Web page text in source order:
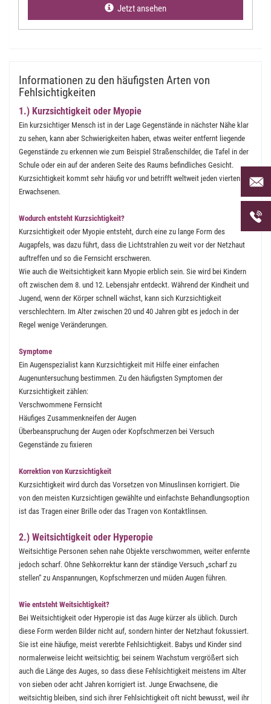
Jetzt ansehen
Informationen zu den häufigsten Arten von
Fehlsichtigkeiten
1.) Kurzsichtigkeit oder Myopie
Ein kurzsichtiger Mensch ist in der Lage Gegenstände in nächster Nähe klar
zu sehen, kann aber Schwierigkeiten haben, etwas weiter entfernt liegende
Gegenstände zu erkennen wie zum Beispiel Straßenschilder, die Tafel in der
Schule oder ein auf der anderen Seite des Raums befindliches Gesicht.
Kurzsichtigkeit kommt sehr häufig vor und betrifft weltweit jeden vierten
Erwachsenen.
Wodurch entsteht Kurzsichtigkeit?
Kurzsichtigkeit oder Myopie entsteht, durch eine zu lange Form des
Augapfels, was dazu führt, dass die Lichtstrahlen zu weit vor der Netzhaut
auftreffen und so die Fernsicht erschweren.
Wie auch die Weitsichtigkeit kann Myopie erblich sein. Sie wird bei Kindern
oft zwischen dem 8. und 12. Lebensjahr entdeckt. Während der Kindheit und
Jugend, wenn der Körper schnell wächst, kann sich Kurzsichtigkeit
verschlechtern. Im Alter zwischen 20 und 40 Jahren gibt es jedoch in der
Regel wenige Veränderungen.
Symptome
Ein Augenspezialist kann Kurzsichtigkeit mit Hilfe einer einfachen
Augenuntersuchung bestimmen. Zu den häufigsten Symptomen der
Kurzsichtigkeit zählen:
Verschwommene Fernsicht
Häufiges Zusammenkneifen der Augen
Überbeanspruchung der Augen oder Kopfschmerzen bei Versuch
Gegenstände zu fixieren
Korrektion von Kurzsichtigkeit
Kurzsichtigkeit wird durch das Vorsetzen von Minuslinsen korrigiert. Die
von den meisten Kurzsichtigen gewählte und einfachste Behandlungsoption
ist das Tragen einer Brille oder das Tragen von Kontaktlinsen.
2.) Weitsichtigkeit oder Hyperopie
Weitsichtige Personen sehen nahe Objekte verschwommen, weiter enfernte
jedoch scharf. Ohne Sehkorrektur kann der ständige Versuch „scharf zu
stellen“ zu Anspannungen, Kopfschmerzen und müden Augen führen.
Wie entsteht Weitsichtigkeit?
Bei Weitsichtigkeit oder Hyperopie ist das Auge kürzer als üblich. Durch
diese Form werden Bilder nicht auf, sondern hinter der Netzhaut fokussiert.
Sie ist eine häufige, meist vererbte Fehlsichtigkeit. Babys und Kinder sind
normalerweise leicht weitsichtig; bei seinem Wachstum vergrößert sich
auch die Länge des Auges, so dass diese Fehlsichtigkeit meistens im Alter
von sieben oder acht Jahren korrigiert ist. Junge Erwachsene, die
weitsichtig bleiben, sind sich ihrer Fehlsichtigkeit oft nicht bewusst, weil ihr
Per
uns
uns